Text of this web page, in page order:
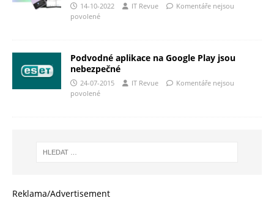
14-10-2022 IT Revue
Komentáře nejsou
povolené
Podvodné aplikace na Google Play jsou
nebezpečné
24-07-2015 IT Revue
Komentáře nejsou
povolené
Reklama/Advertisement